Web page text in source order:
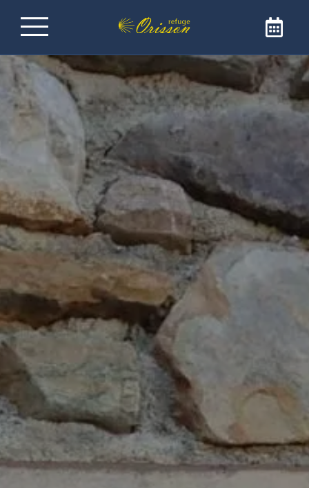
Refuge sur le Chemin de
Saint-Jacques-de-
Compostelle
Bienvenue au Refuge Orisson, idéalement
positionné sur le GR65 pour rejoindre Saint-
Jacques de Compostelle. Notre refuge est
l’adresse idéale pour faire une étape
réconfortante et conviviale. Le refuge est
ouvert uniquement aux pèlerins et aux
marcheurs.